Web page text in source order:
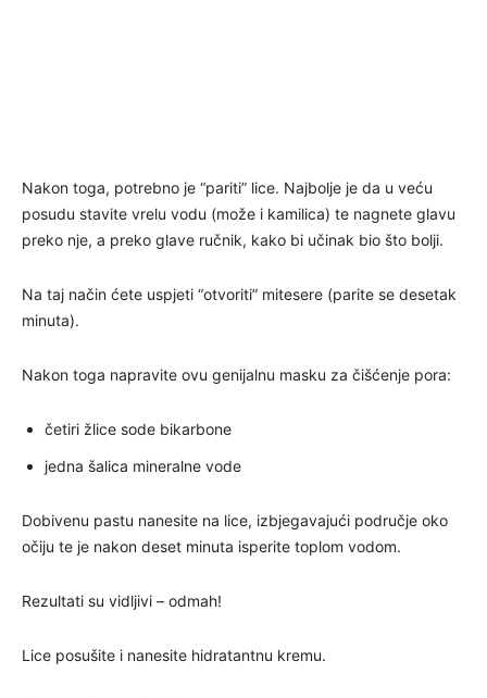
Nakon toga, potrebno je “pariti” lice. Najbolje je da u veću
posudu stavite vrelu vodu (može i kamilica) te nagnete glavu
preko nje, a preko glave ručnik, kako bi učinak bio što bolji.
Na taj način ćete uspjeti “otvoriti” mitesere (parite se desetak
minuta).
Nakon toga napravite ovu genijalnu masku za čišćenje pora:
četiri žlice sode bikarbone
jedna šalica mineralne vode
Dobivenu pastu nanesite na lice, izbjegavajući područje oko
očiju te je nakon deset minuta isperite toplom vodom.
Rezultati su vidljivi – odmah!
Lice posušite i nanesite hidratantnu kremu.